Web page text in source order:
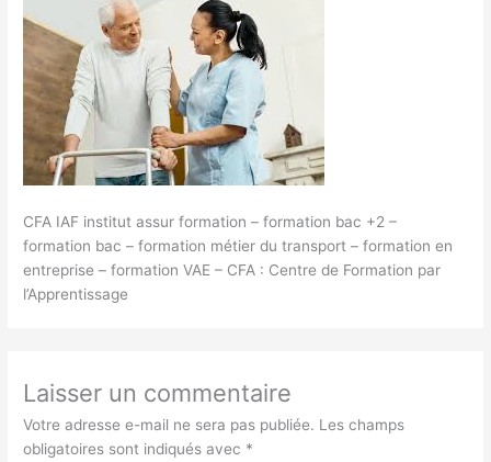
CFA IAF institut assur formation – formation bac +2 –
formation bac – formation métier du transport – formation en
entreprise – formation VAE – CFA : Centre de Formation par
l’Apprentissage
Laisser un commentaire
Votre adresse e-mail ne sera pas publiée. Les champs
obligatoires sont indiqués avec *